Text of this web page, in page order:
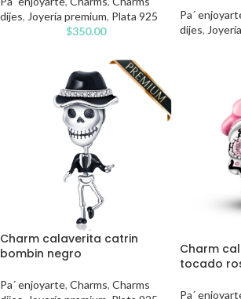
dijes, Joyería premium, Plata 925
$350.00
Pa´
dijes,
Charm calaverita catrin
bombin negro
Pa´ enjoyarte, Charms, Charms
Charm
tocado
Pa´